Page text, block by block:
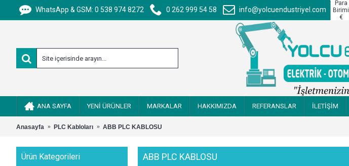
WhatsApp & GSM: 0 538 974 8272 0 262 999 54 58 info@yolcuendustriyel.com
Para
Birimi
€
ANA SAYFA YENİ ÜRÜNLER MARKALAR HAKKIMIZDA REFERANSLAR İLETİŞİM
Anasayfa PLC Kabloları ABB PLC KABLOSU
Ürün Kategorileri ABB PLC KABLOSU